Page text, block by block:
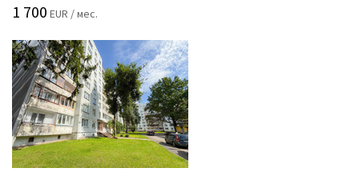
1 700 EUR / мес.